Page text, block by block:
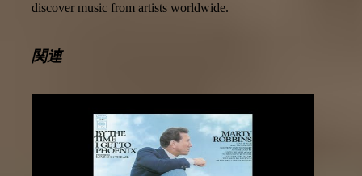
discover music from artists worldwide.
関連